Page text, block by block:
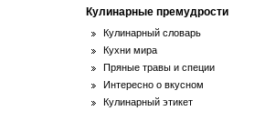
Кулинарные премудрости
Кулинарный словарь
Кухни мира
Пряные травы и специи
Интересно о вкусном
Кулинарный этикет